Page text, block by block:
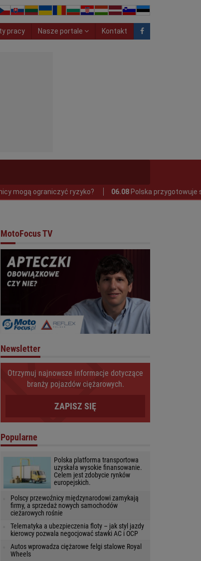
pracy Nasze portale Kontakt
ograniczyć ryzyko? 06.08 Polska przygotowuje się do
MotoFocus TV
Newsletter
Otrzymuj najnowsze informacje dotyczące
branży pojazdów ciężarowych.
ZAPISZ SIĘ
Popularne
Polska platforma transportowa
uzyskała wysokie finansowanie.
Celem jest zdobycie rynków
europejskich.
Polscy przewoźnicy międzynarodowi zamykają
firmy, a sprzedaż nowych samochodów
cieżarowych rośnie
Telematyka a ubezpieczenia floty – jak styl jazdy
kierowcy pozwala negocjować stawki AC i OCP
Autos wprowadza ciężarowe felgi stalowe Royal
Wheels